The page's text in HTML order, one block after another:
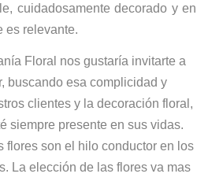
cuidadosamente decorado y en
es relevante.
Floral nos gustaría invitarte a
buscando esa complicidad y
clientes y la decoración floral,
siempre presente en sus vidas.
flores son el hilo conductor en los
La elección de las flores va mas